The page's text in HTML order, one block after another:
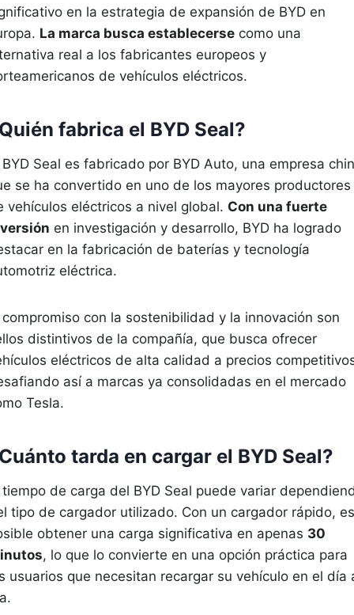
en la estrategia de expansión de BYD en
La marca busca establecerse como una
real a los fabricantes europeos y
de vehículos eléctricos.
fabrica el BYD Seal?
BYD Seal es fabricado por BYD Auto, una empresa
se ha convertido en uno de los mayores productores
vehículos eléctricos a nivel global. Con una fuerte
en investigación y desarrollo, BYD ha logrado
en la fabricación de baterías y tecnología
eléctrica.
compromiso con la sostenibilidad y la innovación son
distintivos de la compañía, que busca ofrecer
eléctricos de alta calidad a precios
así a marcas ya consolidadas en el mercado
Tesla.
tarda en cargar el BYD Seal?
tiempo de carga del BYD Seal puede variar
tipo de cargador utilizado. Con un cargador rápido, es
obtener una carga significativa en apenas 30
, lo que lo convierte en una opción práctica para
usuarios que necesitan recargar su vehículo en el día